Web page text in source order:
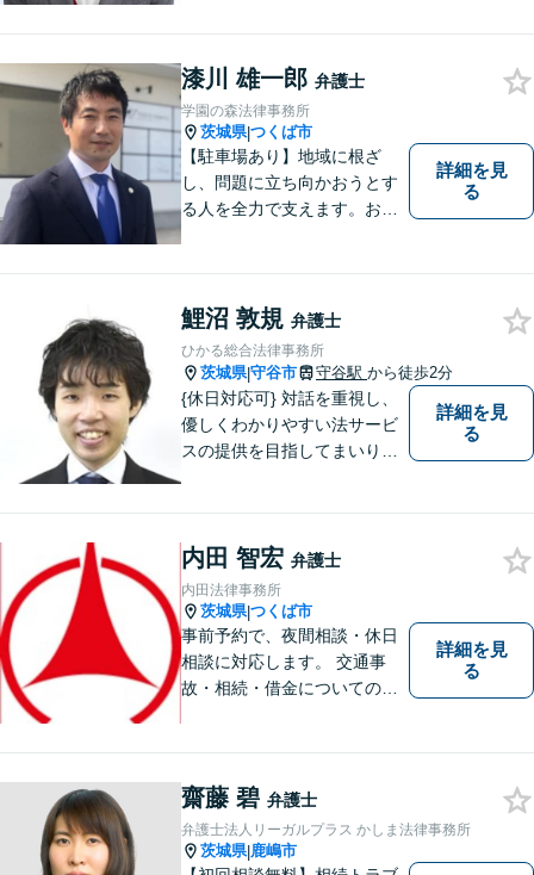
りごとがあればお気軽にご相
談ください！お一人おひとり
に誠実に向き合います。
漆川 雄一郎 弁護士
学園の森法律事務所
茨城県|つくば市
【駐車場あり】地域に根ざ
し、問題に立ち向かおうとす
る人を全力で支えます。お困
詳細を見
る
鯉沼 敦規 弁護士
ひかる総合法律事務所
茨城県|守谷市 守谷駅 から徒歩2分
{休日対応可} 対話を重視し、
優しくわかりやすい法サービ
スの提供を目指してまいりま
詳細を見
る
内田 智宏 弁護士
内田法律事務所
茨城県|つくば市
事前予約で、夜間相談・休日
相談に対応します。 交通事
故・相続・借金についてのご
詳細を見
る
齋藤 碧 弁護士
弁護士法人リーガルプラス かしま法律事務所
茨城県|鹿嶋市